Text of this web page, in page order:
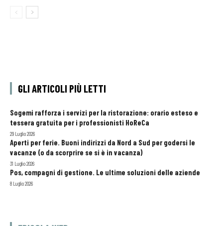
GLI ARTICOLI PIÙ LETTI
Sogemi rafforza i servizi per la ristorazione: orario esteso e
tessera gratuita per i professionisti HoReCa
29 Luglio 2026
Aperti per ferie. Buoni indirizzi da Nord a Sud per godersi le
vacanze (o da scorprire se si è in vacanza)
31 Luglio 2026
Pos, compagni di gestione. Le ultime soluzioni delle aziende
8 Luglio 2026